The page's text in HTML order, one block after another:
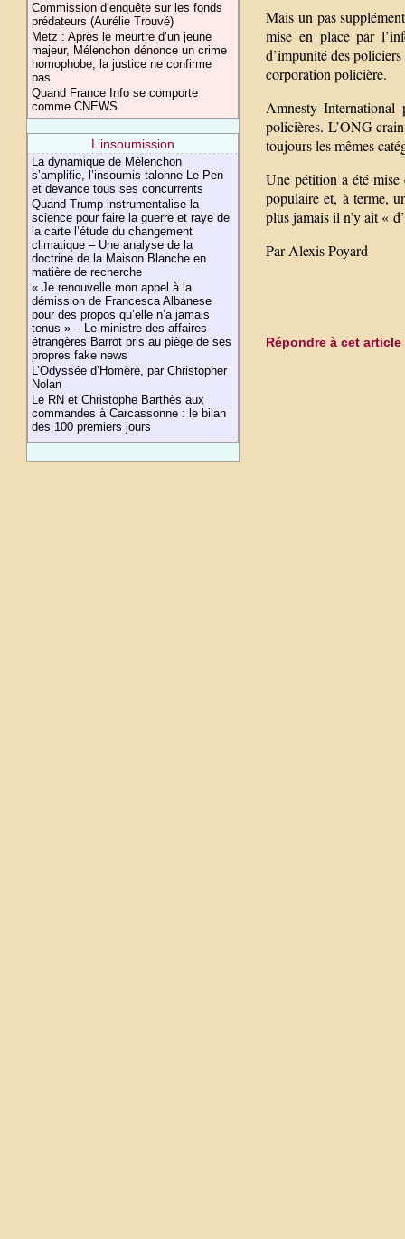
Commission d’enquête sur les fonds
prédateurs (Aurélie Trouvé)
Metz : Après le meurtre d’un jeune
majeur, Mélenchon dénonce un crime
homophobe, la justice ne confirme
pas
Quand France Info se comporte
comme CNEWS
L’insoumission
La dynamique de Mélenchon
s’amplifie, l’insoumis talonne Le Pen
et devance tous ses concurrents
Quand Trump instrumentalise la
science pour faire la guerre et raye de
la carte l’étude du changement
climatique – Une analyse de la
doctrine de la Maison Blanche en
matière de recherche
« Je renouvelle mon appel à la
démission de Francesca Albanese
pour des propos qu’elle n’a jamais
tenus » – Le ministre des affaires
étrangères Barrot pris au piège de ses
propres fake news
L’Odyssée d’Homère, par Christopher
Nolan
Le RN et Christophe Barthès aux
commandes à Carcassonne : le bilan
des 100 premiers jours
Mais un pas
mise en place par
d’impunité des
corporation policière.
Amnesty
policières. L’ONG
toujours les mêmes
Une pétition a été
populaire et, à terme,
plus jamais il n’y ait «
Par Alexis Poyard
Répondre à cet article